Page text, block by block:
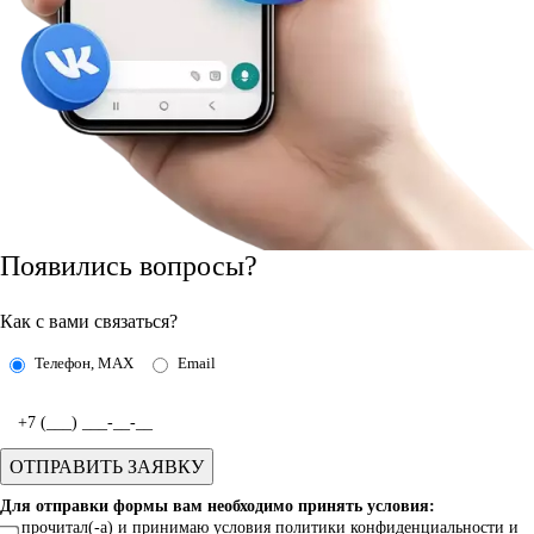
Появились вопросы?
Как с вами связаться?
Телефон, MAX Email
Для отправки формы вам необходимо принять условия:
прочитал(-а) и принимаю условия политики конфиденциальности и